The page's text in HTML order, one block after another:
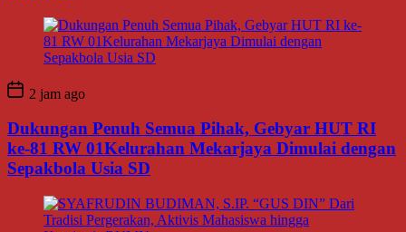
2 jam ago
Dukungan Penuh Semua Pihak, Gebyar HUT RI
ke-81 RW 01Kelurahan Mekarjaya Dimulai dengan
Sepakbola Usia SD